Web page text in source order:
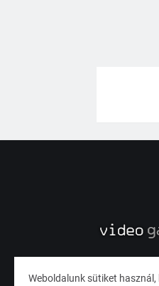
Weboldalunk sütiket használ,